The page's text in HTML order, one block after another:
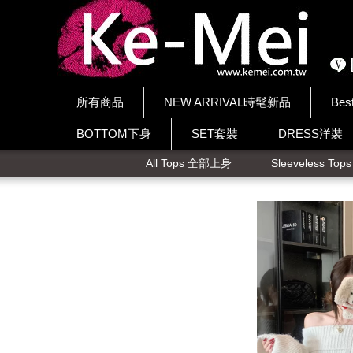
所有商品 NEW ARRIVAL時髦新品
BOTTOM下身 SET套裝 DRESS洋裝
All Tops 全部上身 Sleeveless